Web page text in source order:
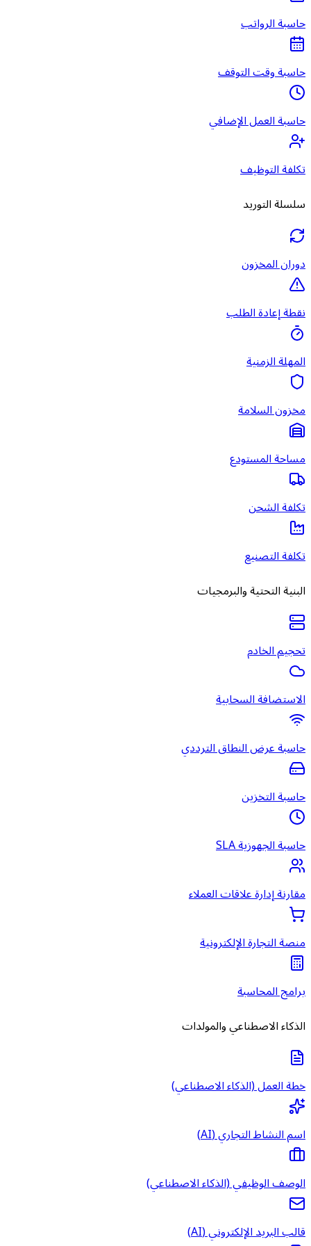
حاسبة الرواتب
حاسبة وقت التوقف
حاسبة العمل الإضافي
تكلفة التوظيف
سلسلة التوريد
دوران المخزون
نقطة إعادة الطلب
المهلة الزمنية
مخزون السلامة
مساحة المستودع
تكلفة الشحن
تكلفة التصنيع
البنية التحتية والبرمجيات
تحجيم الخادم
الاستضافة السحابية
حاسبة عرض النطاق الترددي
حاسبة التخزين
حاسبة الجهوزية SLA
مقارنة إدارة علاقات العملاء
منصة التجارة الإلكترونية
برامج المحاسبة
الذكاء الاصطناعي والمولدات
خطة العمل (الذكاء الاصطناعي)
اسم النشاط التجاري (AI)
الوصف الوظيفي (الذكاء الاصطناعي)
قالب البريد الإلكتروني (AI)